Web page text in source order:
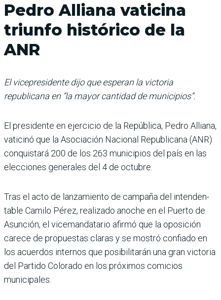
Pedro Alliana vaticina
triunfo histórico de la
ANR
El vicepresidente dijo que esperan la victoria
republicana en “la mayor cantidad de municipios”.
El presidente en ejercicio de la República, Pedro Alliana,
vaticinó que la Asociación Nacional Republicana (ANR)
conquistará 200 de los 263 municipios del país en las
elecciones generales del 4 de octubre.
Tras el acto de lanzamiento de campaña del intenden­
table Camilo Pérez, reali­zado anoche en el Puerto de
Asunción, el vicemandata­rio afirmó que la oposición
carece de propuestas claras y se mostró confiado en
los acuerdos internos que posi­bilitarán una gran victoria
del Partido Colorado en los próxi­mos comicios
municipales.